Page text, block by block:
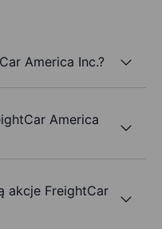
America Inc.?
America
akcje FreightCar